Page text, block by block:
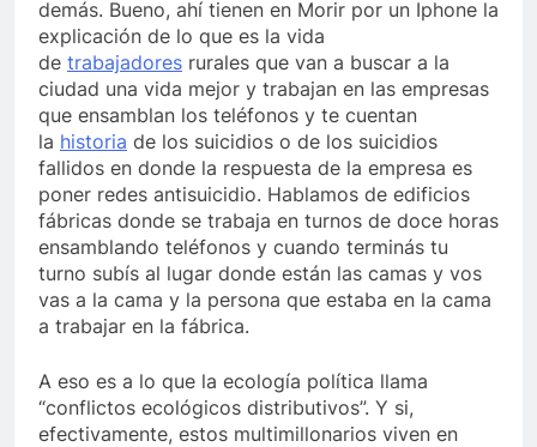
demás. Bueno, ahí tienen en Morir por un Iphone la
explicación de lo que es la vida
de trabajadores rurales que van a buscar a la
ciudad una vida mejor y trabajan en las empresas
que ensamblan los teléfonos y te cuentan
la historia de los suicidios o de los suicidios
fallidos en donde la respuesta de la empresa es
poner redes antisuicidio. Hablamos de edificios
fábricas donde se trabaja en turnos de doce horas
ensamblando teléfonos y cuando terminás tu
turno subís al lugar donde están las camas y vos
vas a la cama y la persona que estaba en la cama
a trabajar en la fábrica.
A eso es a lo que la ecología política llama
“conflictos ecológicos distributivos”. Y si,
efectivamente, estos multimillonarios viven en